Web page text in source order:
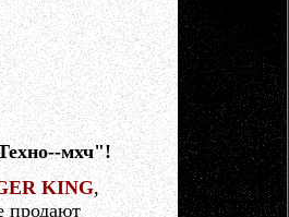
мхч"!
KING,
продают